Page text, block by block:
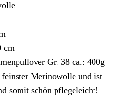
cm
Gr. 38 ca.: 400g
feinster Merinowolle und ist
somit schön pflegeleicht!